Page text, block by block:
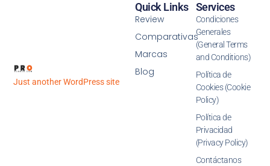
Just another WordPress site
Services
Condiciones
Generales
(General Terms
and Conditions)
Política de
Cookies (Cookie
Policy)
Política de
Privacidad
(Privacy Policy)
Contáctanos
Quick Links
Review
Comparativas
Marcas
Blog